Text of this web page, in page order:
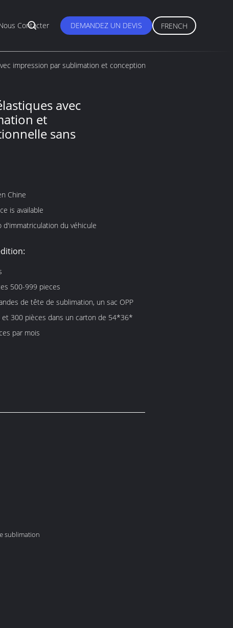
Contacter DEMANDEZ UN DEVIS FRENCH
impression par sublimation et conception
avec
et
sans
Chine
is available
d'immatriculation du véhicule
500-999 pieces
de tête de sublimation, un sac OPP
et 300 pièces dans un carton de 54*36*
par mois
sublimation